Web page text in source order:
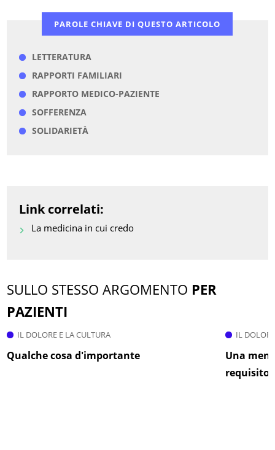
PAROLE CHIAVE DI QUESTO ARTICOLO
LETTERATURA
RAPPORTI FAMILIARI
RAPPORTO MEDICO-PAZIENTE
SOFFERENZA
SOLIDARIETÀ
Link correlati:
La medicina in cui credo
SULLO STESSO ARGOMENTO PER
PAZIENTI
IL DOLORE E LA CULTURA
Qualche cosa d'importante
IL
Una
requisito